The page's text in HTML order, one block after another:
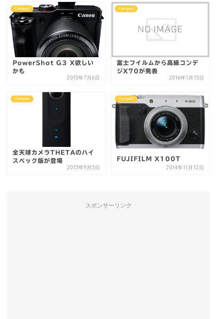
Compact
PowerShot G3 X欲しい
かも
2015年7月6日
Compact
富士フイルムから高級コンデ
ジX70が発表
2016年1月15日
Compact
全天球カメラTHETAのハイ
スペック版が登場
2015年9月5日
Compact
FUJIFILM X100T
2014年11月12日
スポンサーリンク